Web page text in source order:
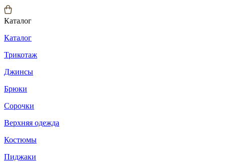
Каталог
Каталог
Трикотаж
Джинсы
Брюки
Сорочки
Верхняя одежда
Костюмы
Пиджаки